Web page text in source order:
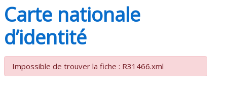
Carte nationale
d’identité
Impossible de trouver la fiche : R31466.xml